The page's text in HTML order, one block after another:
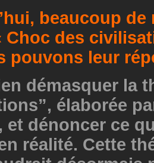
beaucoup
Choc des
pouvons leur
démasquer la
élaborée
dénoncer ce
réalité. Cette